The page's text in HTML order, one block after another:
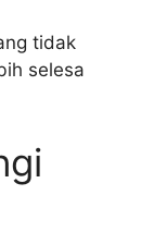
tidak
selesa